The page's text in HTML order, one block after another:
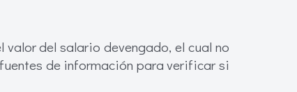
del salario devengado, el cual no
de información para verificar si